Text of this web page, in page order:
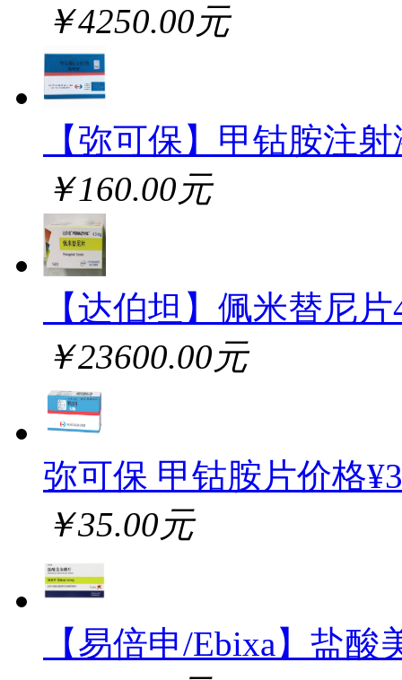
￥4250.00元
【弥可保】甲钴胺注
￥160.00元
【达伯坦】佩米替尼片
￥23600.00元
弥可保 甲钴胺片价格¥3
￥35.00元
【易倍申/Ebixa】盐酸